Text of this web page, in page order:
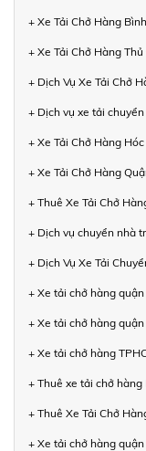
+ Xe Tải Chở Hàng
+ Xe Tải Chở Hàng
+ Dịch Vụ Xe Tải Chở
+ Dịch vụ xe tải
+ Xe Tải Chở Hàng
+ Xe Tải Chở Hàng
+ Thuê Xe Tải Chở
+ Dịch vụ chuyển nhà
+ Dịch Vụ Xe Tải
+ Xe tải chở hàng
+ Xe tải chở hàng
+ Xe tải chở hàng
+ Thuê xe tải chở
+ Thuê Xe Tải Chở
+ Xe tải chở hàng